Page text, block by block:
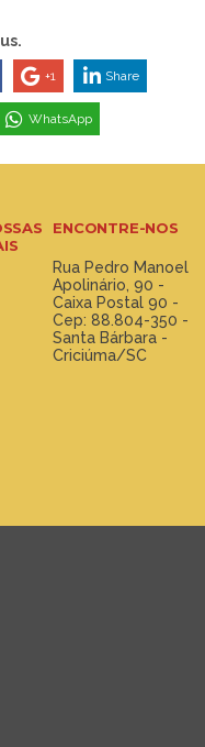
+1 Share
WhatsApp
ENCONTRE-NOS
Rua Pedro Manoel
Apolinário, 90 -
Caixa Postal 90 -
Cep: 88.804-350 -
Santa Bárbara -
Criciúma/SC